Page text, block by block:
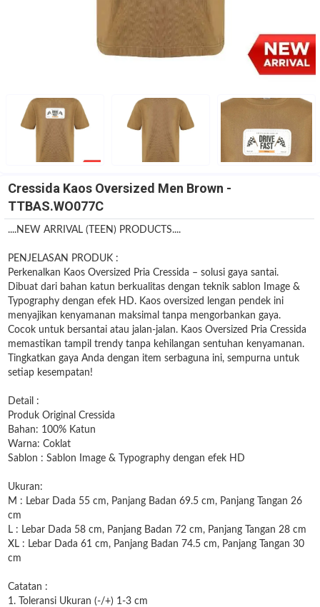
Cressida Kaos Oversized Men Brown -
TTBAS.WO077C
....NEW ARRIVAL (TEEN) PRODUCTS....
PENJELASAN PRODUK :
Perkenalkan Kaos Oversized Pria Cressida – solusi gaya santai.
Dibuat dari bahan katun berkualitas dengan teknik sablon Image &
Typography dengan efek HD. Kaos oversized lengan pendek ini
menyajikan kenyamanan maksimal tanpa mengorbankan gaya.
Cocok untuk bersantai atau jalan-jalan. Kaos Oversized Pria Cressida
memastikan tampil trendy tanpa kehilangan sentuhan kenyamanan.
Tingkatkan gaya Anda dengan item serbaguna ini, sempurna untuk
setiap kesempatan!
Detail :
Produk Original Cressida
Bahan: 100% Katun
Warna: Coklat
Sablon : Sablon Image & Typography dengan efek HD
Ukuran:
M : Lebar Dada 55 cm, Panjang Badan 69.5 cm, Panjang Tangan 26
cm
L : Lebar Dada 58 cm, Panjang Badan 72 cm, Panjang Tangan 28 cm
XL : Lebar Dada 61 cm, Panjang Badan 74.5 cm, Panjang Tangan 30
cm
Catatan :
1. Toleransi Ukuran (-/+) 1-3 cm